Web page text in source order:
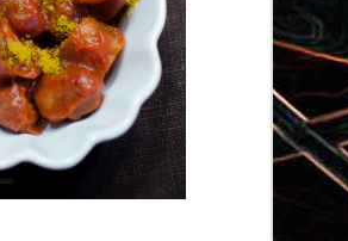
aux Gnocchi au pesto de
pistaches